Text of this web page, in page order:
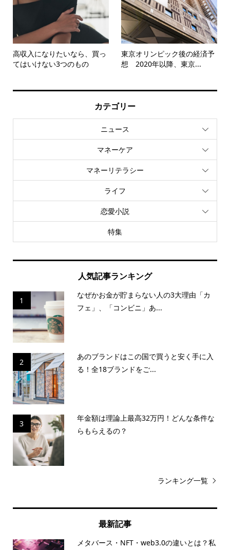
高収入になりたいなら、買っ
てはいけない3つのもの
東京オリンピック後の経済予
想 2020年以降、東京...
カテゴリー
ニュース
マネーケア
マネーリテラシー
ライフ
恋愛小説
特集
人気記事ランキング
1
なぜかお金が貯まらない人の3大理由「カ
フェ」、「コンビニ」あ...
2
あのブランドはこの国で買うと安く手に入
る！全18ブランドをご...
3
年金額は理論上最高32万円！どんな条件な
らもらえるの？
ランキング一覧
最新記事
メタバース・NFT・web3.0の違いとは？私